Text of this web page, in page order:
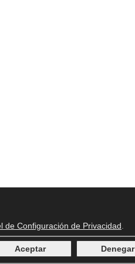
de Configuración de Privacidad
Aceptar Denegar